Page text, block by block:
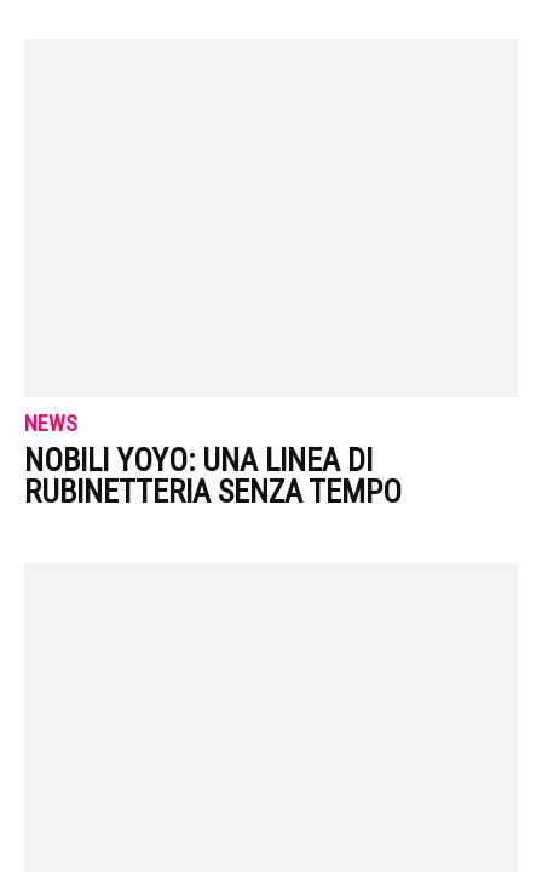
NEWS
NOBILI YOYO: UNA LINEA DI
RUBINETTERIA SENZA TEMPO